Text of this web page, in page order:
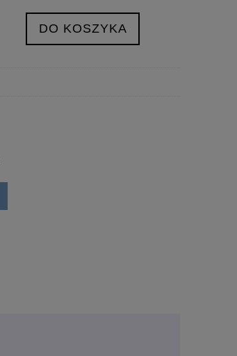
DO KOSZYKA